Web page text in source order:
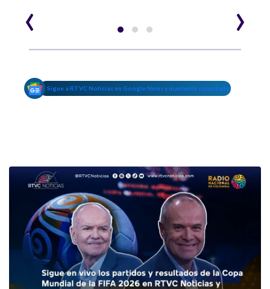
‹ ›
Sigue a RTVC Noticias en Google News y mantente conectado